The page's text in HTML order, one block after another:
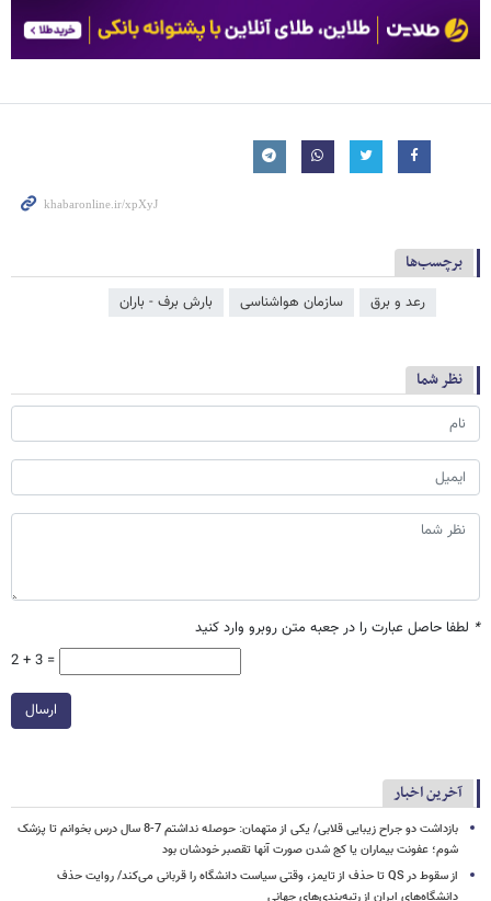
برچسب‌ها
رعد و برق سازمان هواشناسی بارش برف - باران
نظر شما
* لطفا حاصل عبارت را در جعبه متن روبرو وارد کنید
2 + 3 =
ارسال
آخرین اخبار
بازداشت دو جراح زیبایی قلابی/ یکی از متهمان: حوصله نداشتم 7-8 سال درس بخوانم تا پزشک
شوم؛ عفونت بیماران یا کج شدن صورت آنها تقصبر خودشان بود
از سقوط در QS تا حذف از تایمز، وقتی سیاست دانشگاه را قربانی می‌کند/ روایت حذف